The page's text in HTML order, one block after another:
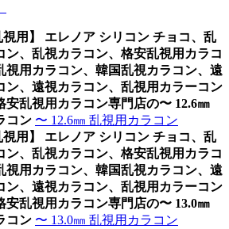
視用】 エレノア シリコン チョコ、乱
ン、乱視カラコン、格安乱視用カラコ
視用カラコン、韓国乱視カラコン、遠
ン、遠視カラコン、乱視用カラーコン
安乱視用カラコン専門店の〜 12.6㎜
コン 〜 12.6㎜ 乱視用カラコン
視用】 エレノア シリコン チョコ、乱
ン、乱視カラコン、格安乱視用カラコ
視用カラコン、韓国乱視カラコン、遠
ン、遠視カラコン、乱視用カラーコン
安乱視用カラコン専門店の〜 13.0㎜
コン 〜 13.0㎜ 乱視用カラコン